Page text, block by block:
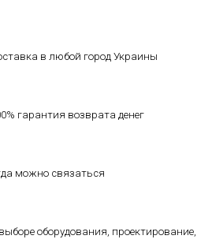
в любой город Украины
гарантия возврата денег
можно связаться
оборудования, проектирование,